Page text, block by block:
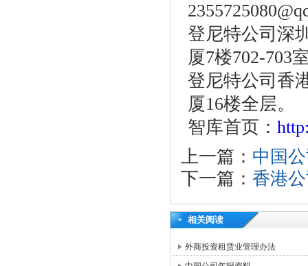
登尼特公司深
厦7楼702-703
登尼特公司香
厦16楼全层。
智库首页：
上一篇： 中国
下一篇： 香港
相关阅读
外商投资租赁业管理办法